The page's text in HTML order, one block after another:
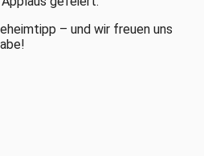
– und wir freuen uns